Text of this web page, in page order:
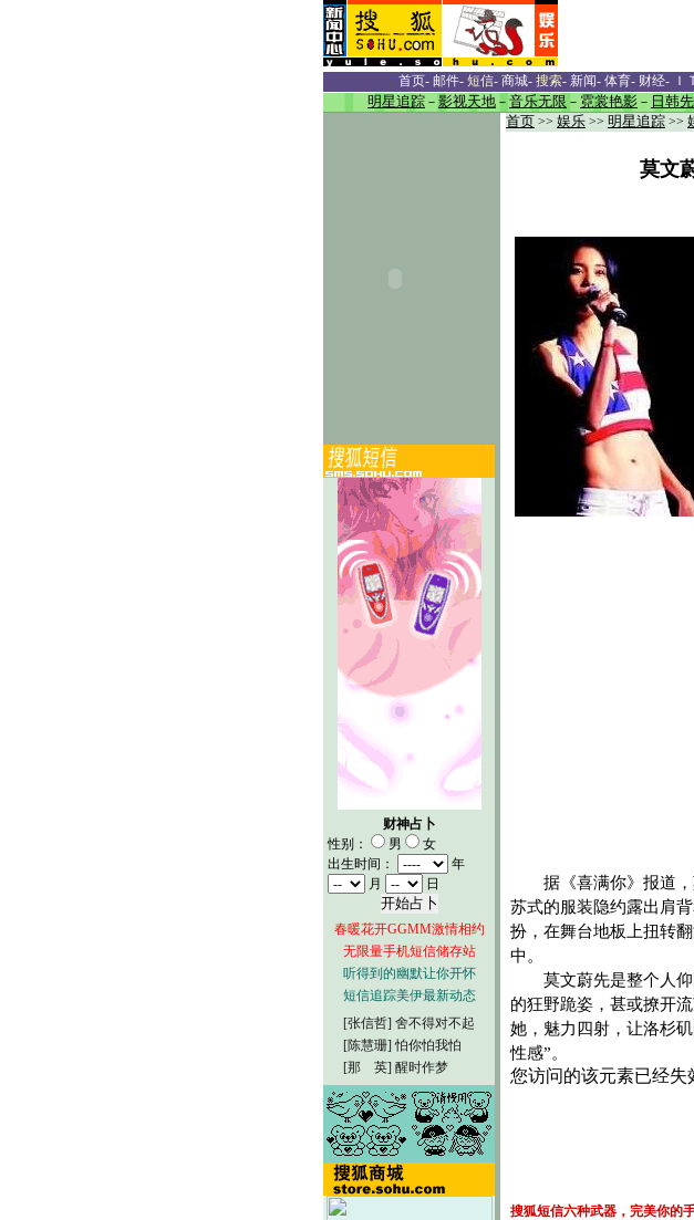
首页- 邮件- 短信- 商城- 搜索- 新闻- 体育- 财经- Ｉ
明星追踪 － 影视天地 － 音乐无限 － 霓裳艳影 － 日韩
财神占卜
性别：
男
女
出生时间：
年
月
日
春暖花开GGMM激情相约
无限量手机短信储存站
听得到的幽默让你开怀
短信追踪美伊最新动态
[张信哲] 舍不得对不起
[陈慧珊] 怕你怕我怕
[那 英] 醒时作梦
首页 >> 娱乐 >> 明星追踪 >>
莫文
据《喜满你》报道，
苏式的服装隐约露出肩
扮，在舞台地板上扭转
中。
莫文蔚先是整个人仰
的狂野跪姿，甚或撩开
她，魅力四射，让洛杉
性感”。
搜狐短信六种武器，完美你的